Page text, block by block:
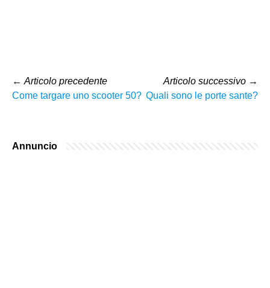
←Articolo precedente
Come targare uno scooter 50?
Articolo successivo →
Quali sono le porte sante?
Annuncio